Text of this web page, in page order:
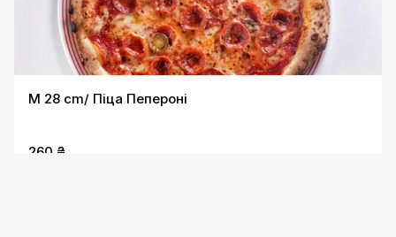
M 28 cm/ Піца Пепероні
260 ₴